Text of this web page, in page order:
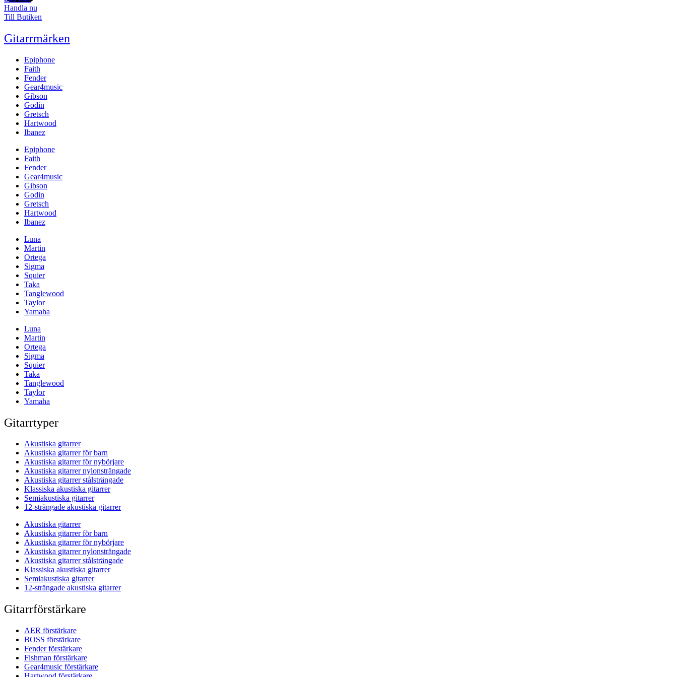
Handla nu
Till Butiken
Gitarrmärken
Epiphone
Faith
Fender
Gear4music
Gibson
Godin
Gretsch
Hartwood
Ibanez
Epiphone
Faith
Fender
Gear4music
Gibson
Godin
Gretsch
Hartwood
Ibanez
Luna
Martin
Ortega
Sigma
Squier
Taka
Tanglewood
Taylor
Yamaha
Luna
Martin
Ortega
Sigma
Squier
Taka
Tanglewood
Taylor
Yamaha
Gitarrtyper
Akustiska gitarrer
Akustiska gitarrer för barn
Akustiska gitarrer för nybörjare
Akustiska gitarrer nylonsträngade
Akustiska gitarrer stålsträngade
Klassiska akustiska gitarrer
Semiakustiska gitarrer
12-strängade akustiska gitarrer
Akustiska gitarrer
Akustiska gitarrer för barn
Akustiska gitarrer för nybörjare
Akustiska gitarrer nylonsträngade
Akustiska gitarrer stålsträngade
Klassiska akustiska gitarrer
Semiakustiska gitarrer
12-strängade akustiska gitarrer
Gitarrförstärkare
AER förstärkare
BOSS förstärkare
Fender förstärkare
Fishman förstärkare
Gear4music förstärkare